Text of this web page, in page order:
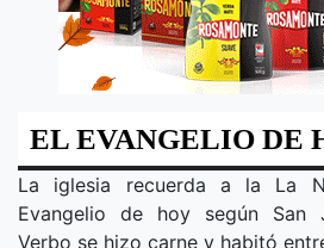
EL EVANGELIO DE
La iglesia recuerda a la La
Evangelio de hoy según San
Verbo se hizo carne y habitó